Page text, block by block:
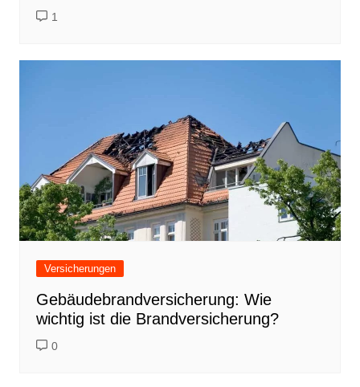
1
Versicherungen
Gebäudebrandversicherung: Wie
wichtig ist die Brandversicherung?
0